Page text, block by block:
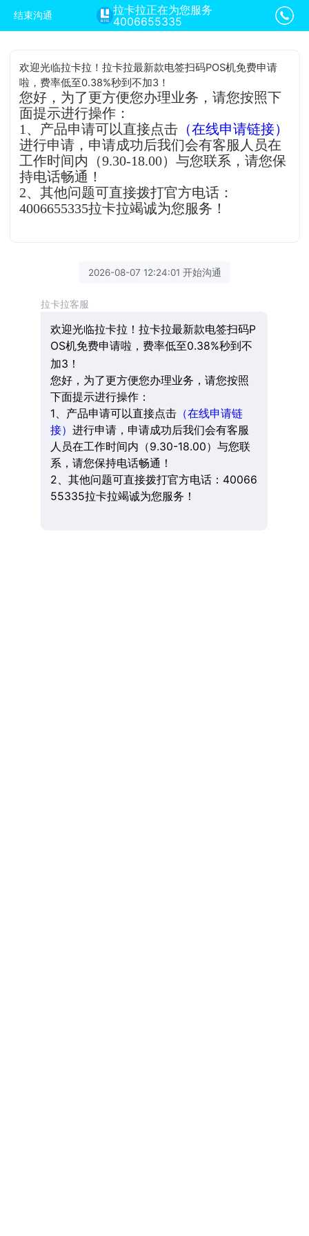
结束沟通
拉卡拉正在为您服务
4006655335
欢迎光临拉卡拉！拉卡拉最新款电签扫码POS机免费申请
啦，费率低至0.38%秒到不加3！
您好，为了更方便您办理业务，请您按照下
面提示进行操作：
1、产品申请可以直接点击 （在线申请链接）
进行申请，申请成功后我们会有客服人员在
工作时间内（9.30-18.00）与您联系，请您保
持电话畅通！
2、其他问题可直接拨打官方电话：
4006655335拉卡拉竭诚为您服务！
2026-08-07 12:24:01 开始沟通
拉卡拉客服
欢迎光临拉卡拉！拉卡拉最新款电签扫码P
OS机免费申请啦，费率低至0.38%秒到不
加3！
您好，为了更方便您办理业务，请您按照
下面提示进行操作：
1、产品申请可以直接点击（在线申请链
接） 进行申请，申请成功后我们会有客服
人员在工作时间内（9.30-18.00）与您联
系，请您保持电话畅通！
2、其他问题可直接拨打官方电话：40066
55335拉卡拉竭诚为您服务！